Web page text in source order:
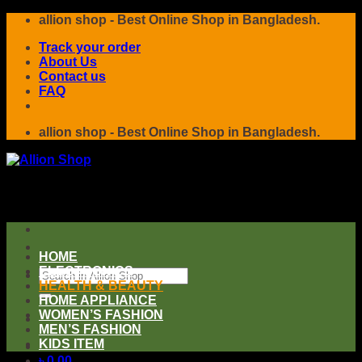
Skip
content
allion shop - Best Online Shop in Bangladesh.
Track your order
About Us
Contact us
FAQ
allion shop - Best Online Shop in Bangladesh.
Search
for:
HOME
ELECTRONICS
HEALTH & BEAUTY
HOME APPLIANCE
WOMEN’S FASHION
MEN’S FASHION
KIDS ITEM